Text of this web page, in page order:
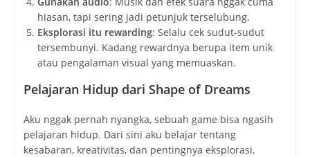
hiasan, tapi sering jadi petunjuk terselubung.
Eksplorasi itu rewarding: Selalu cek sudut-sudut
tersembunyi. Kadang rewardnya berupa item unik
atau pengalaman visual yang memuaskan.
Pelajaran Hidup dari Shape of Dreams
Aku nggak pernah nyangka, sebuah game bisa ngasih
pelajaran hidup. Dari sini aku belajar tentang
kesabaran, kreativitas, dan pentingnya eksplorasi.